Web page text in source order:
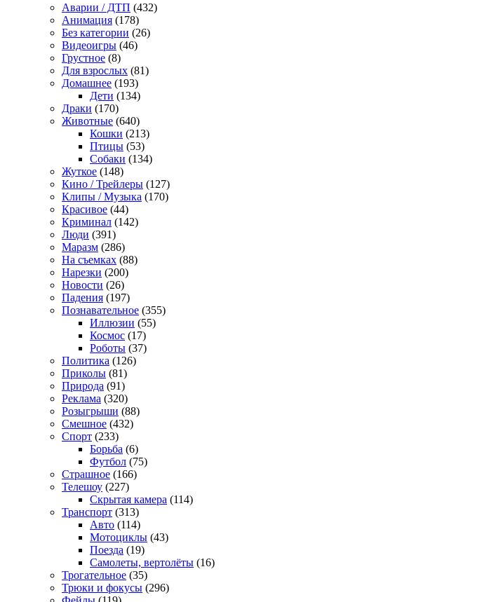
Аварии / ДТП (432)
Анимация (178)
Без категории (26)
Видеоигры (46)
Грустное (8)
Для взрослых (81)
Домашнее (193)
Дети (134)
Драки (170)
Животные (640)
Кошки (213)
Птицы (53)
Собаки (134)
Жуткое (148)
Кино / Трейлеры (127)
Клипы / Музыка (170)
Красивое (44)
Криминал (142)
Люди (391)
Маразм (286)
На съемках (88)
Нарезки (200)
Новости (26)
Падения (197)
Познавательное (355)
Иллюзии (55)
Космос (17)
Роботы (37)
Политика (126)
Приколы (81)
Природа (91)
Реклама (320)
Розыгрыши (88)
Смешное (432)
Спорт (233)
Борьба (6)
Футбол (75)
Страшное (166)
Телешоу (227)
Скрытая камера (114)
Транспорт (313)
Авто (114)
Мотоциклы (43)
Поезда (19)
Самолеты, вертолёты (16)
Трогательное (35)
Трюки и фокусы (296)